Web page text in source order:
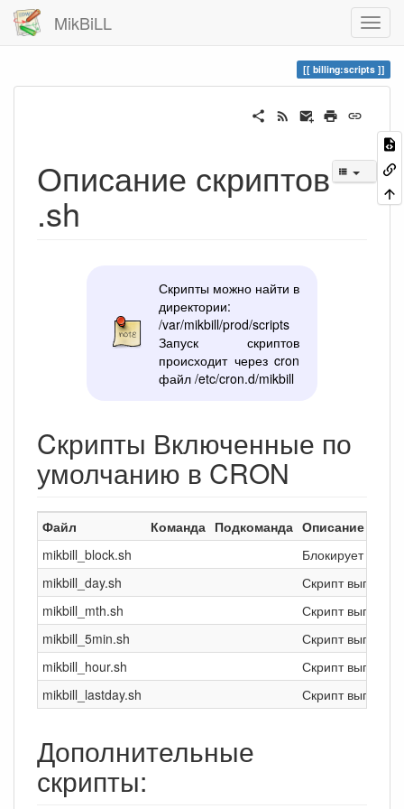
MikBiLL
billing:scripts
Описание скриптов
.sh
Скрипты можно найти в
директории:
/var/mikbill/prod/scripts
Запуск скриптов
происходит через cron
файл /etc/cron.d/mikbill
Cкрипты Включенные по
умолчанию в CRON
Файл Команда Подкоманда Описание
mikbill_block.sh
Блокирует
mikbill_day.sh
Скрипт
mikbill_mth.sh
Скрипт
mikbill_5min.sh
Скрипт
mikbill_hour.sh
Скрипт
mikbill_lastday.sh
Скрипт
Дополнительные
скрипты: